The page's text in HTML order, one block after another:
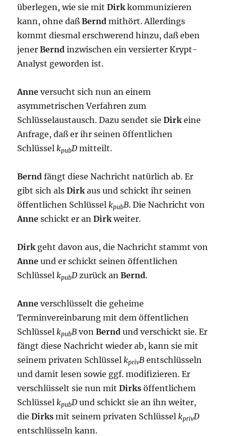
überlegen, wie sie mitDirk kommunizieren
kann, ohne daßBernd mithört. Allerdings
kommt diesmal erschwerend hinzu, daß eben
jenerBernd inzwischen ein versierter Krypt-
Analyst geworden ist.
Anne versucht sich nun an einem
asymmetrischen Verfahren zum
Schlüsselaustausch. Dazu sendet sieDirk eine
Anfrage, daß er ihr seinen öffentlichen
Schlüssel kpubD mitteilt.
Bernd fängt diese Nachricht natürlich ab. Er
gibt sich alsDirk aus und schickt ihr seinen
öffentlichen Schlüssel kpubB. Die Nachricht von
Anne schickt er anDirk weiter.
Dirk geht davon aus, die Nachricht stammt von
Anne und er schickt seinen öffentlichen
Schlüssel kpubD zurück anBernd.
Anne verschlüsselt die geheime
Terminvereinbarung mit dem öffentlichen
Schlüssel kpubB vonBernd und verschickt sie. Er
fängt diese Nachricht wieder ab, kann sie mit
seinem privaten Schlüssel kprivB entschlüsseln
und damit lesen sowie ggf. modifizieren. Er
verschlüsselt sie nun mitDirks öffentlichem
Schlüssel kpubD und schickt sie an ihn weiter,
dieDirks mit seinem privaten Schlüssel kprivD
entschlüsseln kann.